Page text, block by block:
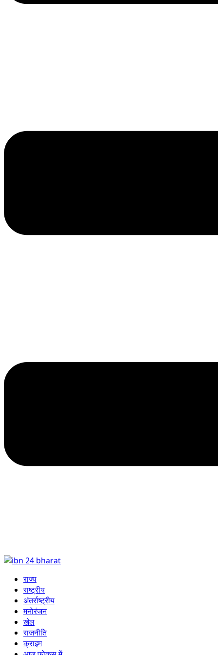
राज्य
राष्ट्रीय
अंतर्राष्ट्रीय
मनोरंजन
खेल
राजनीति
क्राइम